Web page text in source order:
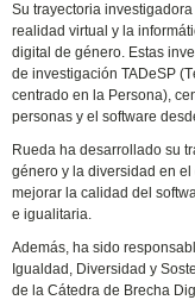
Su trayectoria
realidad virtual y la
digital de género. Estas
de investigación TADeSP
centrado en la Persona),
personas y el software
Rueda ha desarrollado su
género y la diversidad en
mejorar la calidad del
e igualitaria.
Además, ha sido
Igualdad, Diversidad y
de la Cátedra de Brecha